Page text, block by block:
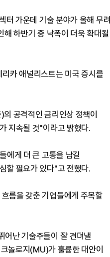
가운데 기술 분야가 올해 무려
하반기 중 낙폭이 더욱 확대될
카 애널리스트는 미국 증시를
공격적인 금리인상 정책이
지속될 것"이라고 밝혔다.
에게 더 큰 고통을 남길
할 필요가 있다"고 전했다.
름을 갖춘 기업들에게 주목할
어난 기술주들이 잘 견뎌낼
놀로지(MU)가 훌륭한 대안이